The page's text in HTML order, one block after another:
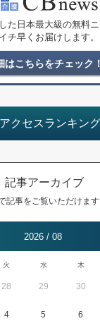
た日本最大級の無料ニ
チ早くお届けします。
はこちらをチェック！
アクセスランキング
記事アーカイブ
記事をご覧いただけます
2026 / 08
火 水 木
28 29 30
4 5 6